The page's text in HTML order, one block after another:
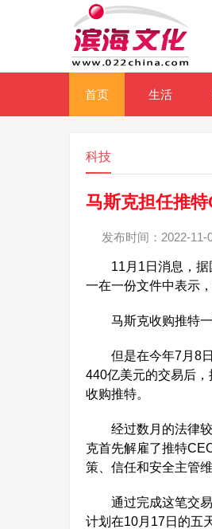
首页 生活
科技
马斯克担任推
发布时间：2022-11-
11月1日消息，据国
一在一份文件中表示
马斯克收购推特一
但是在今年7月8日
440亿美元的交易后
收购推特。
经过数月的法律较
克首先解雇了推特
策、信任和安全主管
通过完成这笔交易
计划在10月17日的五